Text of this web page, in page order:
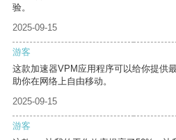
验。
2025-09-15
游客
这款加速器VPM应用程序可以给你提供
助你在网络上自由移动。
2025-09-15
游客